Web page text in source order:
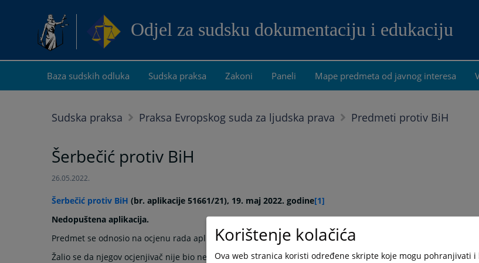
Odjel za sudsku dokumentaciju i edukaciju
Baza sudskih odluka Sudska praksa Zakoni Paneli Mape predmeta od javnog interesa
Sudska praksa Praksa Evropskog suda za ljudska prava Predmeti protiv BiH
Šerbečić protiv BiH
26.05.2022.
Šerbečić protiv BiH (br. aplikacije 51661/21), 19. maj 2022. godine[1]
Nedopuštena aplikacija.
Predmet se odnosio na ocjenu rada aplikanta, sudije općinskog suda.
Žalio se da njegov ocjenjivač nije bio nepristrasan, jer su se u relevantno vrijeme nadmetali za istu poziciju.
Korištenje kolačića
Ova web stranica koristi određene skripte koje mogu pohranjivati